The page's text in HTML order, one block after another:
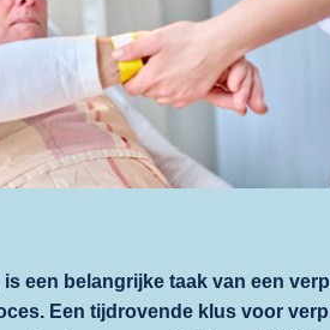
een belangrijke taak van een
Een tijdrovende klus voor